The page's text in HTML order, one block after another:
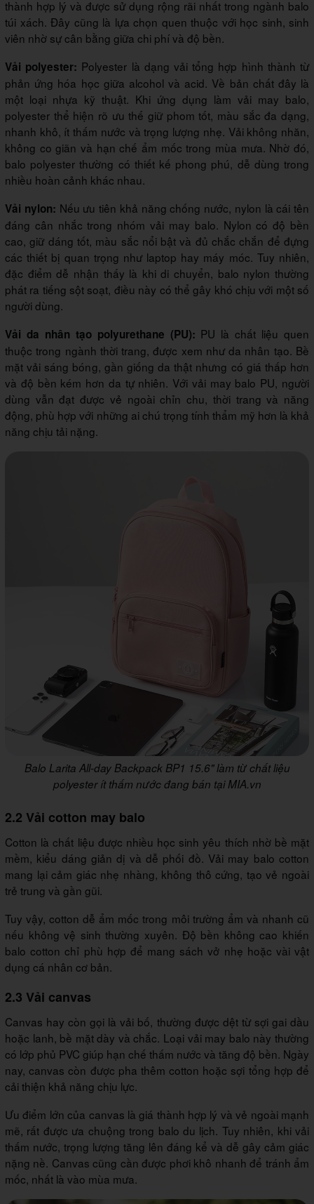
thành hợp lý và được sử dụng rộng rãi nhất trong ngành balo
túi xách. Đây cũng là lựa chọn quen thuộc với học sinh, sinh
viên nhờ sự cân bằng giữa chi phí và độ bền.
Vải polyester: Polyester là dạng vải tổng hợp hình thành từ
phản ứng hóa học giữa alcohol và acid. Về bản chất đây là
một loại nhựa kỹ thuật. Khi ứng dụng làm vải may balo,
polyester thể hiện rõ ưu thế giữ phom tốt, màu sắc đa dạng,
nhanh khô, ít thấm nước và trọng lượng nhẹ. Vải không nhăn,
không co giãn và hạn chế ẩm mốc trong mùa mưa. Nhờ đó,
balo polyester thường có thiết kế phong phú, dễ dùng trong
nhiều hoàn cảnh khác nhau.
Vải nylon: Nếu ưu tiên khả năng chống nước, nylon là cái tên
đáng cân nhắc trong nhóm vải may balo. Nylon có độ bền
cao, giữ dáng tốt, màu sắc nổi bật và đủ chắc chắn để đựng
các thiết bị quan trọng như laptop hay máy móc. Tuy nhiên,
đặc điểm dễ nhận thấy là khi di chuyển, balo nylon thường
phát ra tiếng sột soạt, điều này có thể gây khó chịu với một số
người dùng.
Vải da nhân tạo polyurethane (PU): PU là chất liệu quen
thuộc trong ngành thời trang, được xem như da nhân tạo. Bề
mặt vải sáng bóng, gần giống da thật nhưng có giá thấp hơn
và độ bền kém hơn da tự nhiên. Với vải may balo PU, người
dùng vẫn đạt được vẻ ngoài chỉn chu, thời trang và năng
động, phù hợp với những ai chú trọng tính thẩm mỹ hơn là khả
năng chịu tải nặng.
Balo Larita All-day Backpack BP1 15.6" làm từ chất liệu
polyester ít thấm nước đang bán tại MIA.vn
2.2 Vải cotton may balo
Cotton là chất liệu được nhiều học sinh yêu thích nhờ bề mặt
mềm, kiểu dáng giản dị và dễ phối đồ. Vải may balo cotton
mang lại cảm giác nhẹ nhàng, không thô cứng, tạo vẻ ngoài
trẻ trung và gần gũi.
Tuy vậy, cotton dễ ẩm mốc trong môi trường ẩm và nhanh cũ
nếu không vệ sinh thường xuyên. Độ bền không cao khiến
balo cotton chỉ phù hợp để mang sách vở nhẹ hoặc vài vật
dụng cá nhân cơ bản.
2.3 Vải canvas
Canvas hay còn gọi là vải bố, thường được dệt từ sợi gai dầu
hoặc lanh, bề mặt dày và chắc. Loại vải may balo này thường
có lớp phủ PVC giúp hạn chế thấm nước và tăng độ bền. Ngày
nay, canvas còn được pha thêm cotton hoặc sợi tổng hợp để
cải thiện khả năng chịu lực.
Ưu điểm lớn của canvas là giá thành hợp lý và vẻ ngoài mạnh
mẽ, rất được ưa chuộng trong balo du lịch. Tuy nhiên, khi vải
thấm nước, trọng lượng tăng lên đáng kể và dễ gây cảm giác
nặng nề. Canvas cũng cần được phơi khô nhanh để tránh ẩm
mốc, nhất là vào mùa mưa.